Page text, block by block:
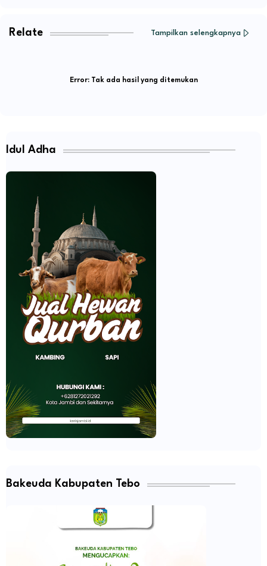
Relate Tampilkan selengkapnya
Error:Tak ada hasil yang ditemukan
Idul Adha
Bakeuda Kabupaten Tebo